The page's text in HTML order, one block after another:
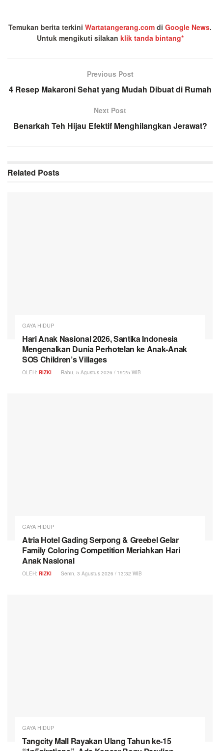
Temukan berita terkini Wartatangerang.com di Google News.
Untuk mengikuti silakan klik tanda bintang*
Previous Post
4 Resep Makaroni Sehat yang Mudah Dibuat di Rumah
Next Post
Benarkah Teh Hijau Efektif Menghilangkan Jerawat?
Related Posts
GAYA HIDUP
Hari Anak Nasional 2026, Santika Indonesia
Mengenalkan Dunia Perhotelan ke Anak-Anak
SOS Children’s Villages
OLEH: RIZKI Rabu, 5 Agustus 2026 / 19:25 WIB
GAYA HIDUP
Atria Hotel Gading Serpong & Greebel Gelar
Family Coloring Competition Meriahkan Hari
Anak Nasional
OLEH: RIZKI Senin, 3 Agustus 2026 / 13:32 WIB
GAYA HIDUP
Tangcity Mall Rayakan Ulang Tahun ke-15